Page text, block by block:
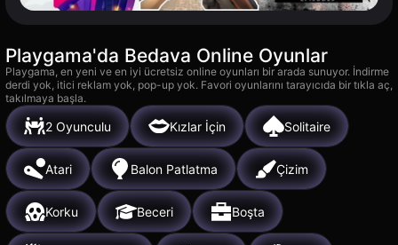
Playgama'da Bedava Online Oyunlar
Playgama, en yeni ve en iyi ücretsiz online oyunları bir arada sunuyor. İndirme
derdi yok, itici reklam yok, pop-up yok. Favori oyunlarını tarayıcıda bir tıkla aç,
takılmaya başla.
2 Oyunculu Kızlar İçin Solitaire
Atari Balon Patlatma Çizim
Korku Beceri Boşta